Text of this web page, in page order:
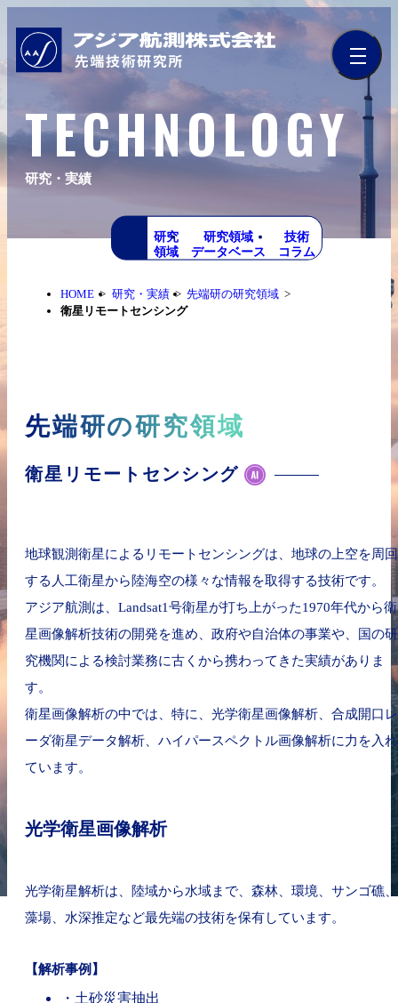
TECHNOLOGY
研究・実績
研究
領域
研究領域
データベース
技術
コラム
HOME 研究・実績
先端研の研究領域
衛星リモートセンシング
先端研の研究領域
衛星リモートセンシング
地球観測衛星によるリモートセンシングは、地球の上空を周回
する人工衛星から陸海空の様々な情報を取得する技術です。
アジア航測は、Landsat1号衛星が打ち上がった1970年代から衛
星画像解析技術の開発を進め、政府や自治体の事業や、国の研
究機関による検討業務に古くから携わってきた実績がありま
す。
衛星画像解析の中では、特に、光学衛星画像解析、合成開口レ
ーダ衛星データ解析、ハイパースペクトル画像解析に力を入れ
ています。
光学衛星画像解析
光学衛星解析は、陸域から水域まで、森林、環境、サンゴ礁、
藻場、水深推定など最先端の技術を保有しています。
【解析事例】
・土砂災害抽出